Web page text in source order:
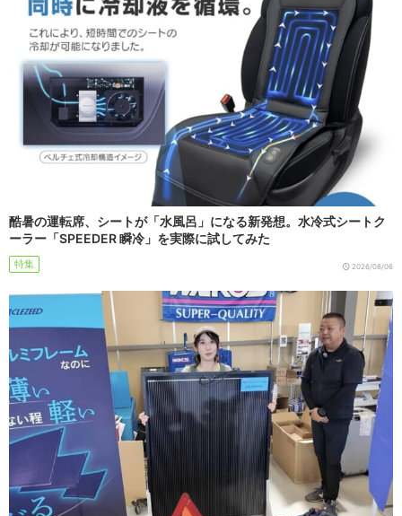
酷暑の運転席、シートが「水風呂」になる新発想。水冷式シートク
ーラー「SPEEDER 瞬冷」を実際に試してみた
特集 2026/08/06